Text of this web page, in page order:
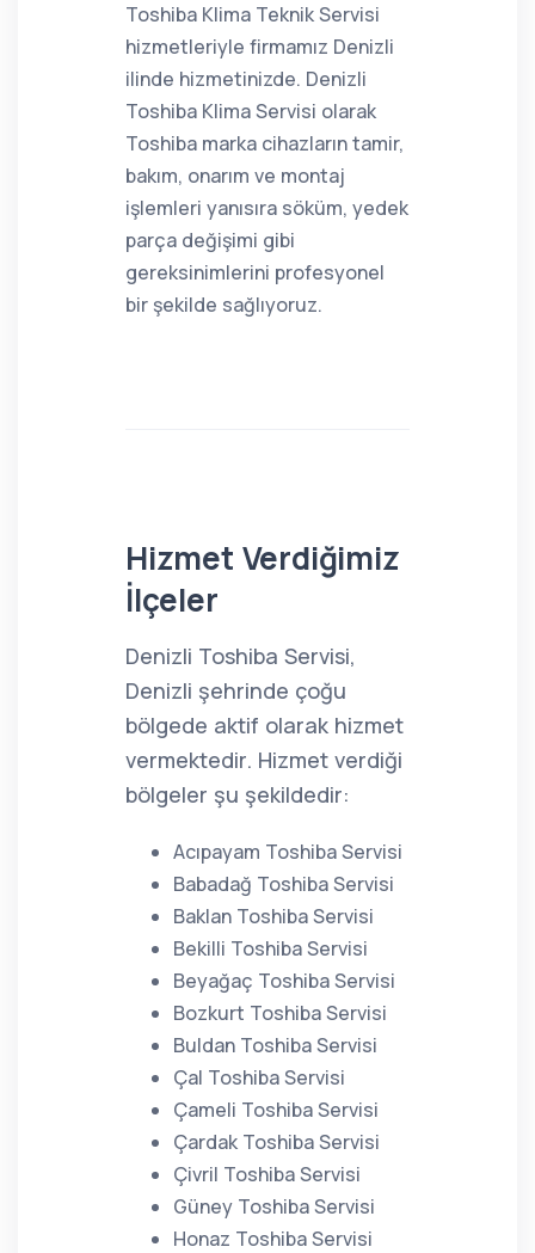
Toshiba Klima Teknik Servisi
hizmetleriyle firmamız Denizli
ilinde hizmetinizde. Denizli
Toshiba Klima Servisi olarak
Toshiba marka cihazların tamir,
bakım, onarım ve montaj
işlemleri yanısıra söküm, yedek
parça değişimi gibi
gereksinimlerini profesyonel
bir şekilde sağlıyoruz.
Hizmet Verdiğimiz
İlçeler
Denizli Toshiba Servisi,
Denizli şehrinde çoğu
bölgede aktif olarak hizmet
vermektedir. Hizmet verdiği
bölgeler şu şekildedir:
Acıpayam Toshiba Servisi
Babadağ Toshiba Servisi
Baklan Toshiba Servisi
Bekilli Toshiba Servisi
Beyağaç Toshiba Servisi
Bozkurt Toshiba Servisi
Buldan Toshiba Servisi
Çal Toshiba Servisi
Çameli Toshiba Servisi
Çardak Toshiba Servisi
Çivril Toshiba Servisi
Güney Toshiba Servisi
Honaz Toshiba Servisi